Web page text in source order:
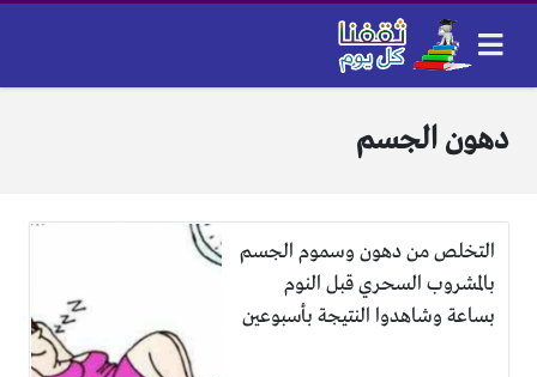
دهون الجسم
التخلص من دهون وسموم الجسم
بالمشروب السحري قبل النوم
بساعة وشاهدوا النتيجة بأسبوعين